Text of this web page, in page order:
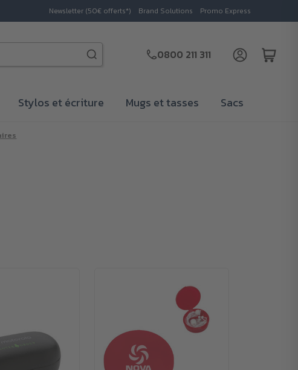
Newsletter (50€ offerts*) Brand Solutions Promo Express
0800 211 311
Stylos et écriture Mugs et tasses Sacs